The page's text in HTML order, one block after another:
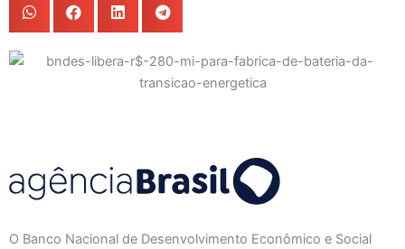
O Banco Nacional de Desenvolvimento Econômico e Social